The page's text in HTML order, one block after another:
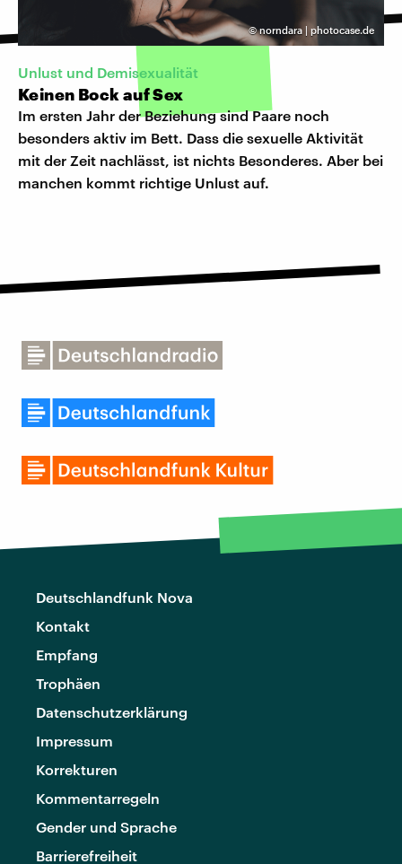
©norndara | photocase.de
Unlust und Demisexualität
Keinen Bock auf Sex
Im ersten Jahr der Beziehung sind Paare noch
besonders aktiv im Bett. Dass die sexuelle Aktivität
mit der Zeit nachlässt, ist nichts Besonderes. Aber bei
manchen kommt richtige Unlust auf.
Deutschlandfunk Nova
Kontakt
Empfang
Trophäen
Datenschutzerklärung
Impressum
Korrekturen
Kommentarregeln
Gender und Sprache
Barrierefreiheit